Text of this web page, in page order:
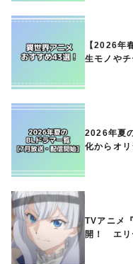
【2026年
生モノや
2026年夏
化からオ
TVアニメ
開！ エリ